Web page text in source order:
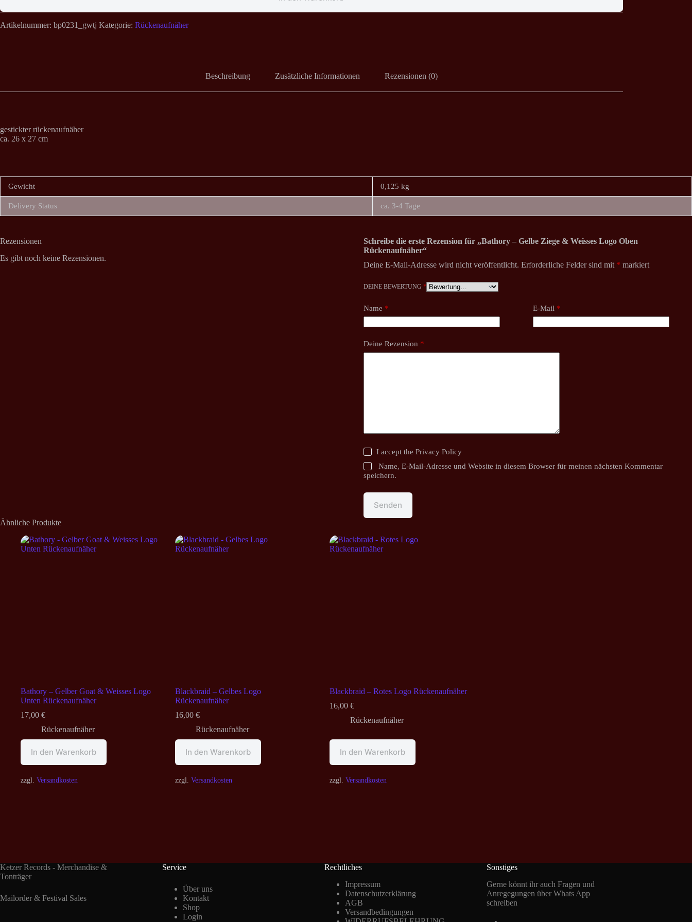
Artikelnummer: bp0231_gwtj Kategorie: Rückenaufnäher
Beschreibung Zusätzliche Informationen Rezensionen (0)
gestickter rückenaufnäher
ca. 26 x 27 cm
Gewicht 0,125 kg
Delivery Status ca. 3-4 Tage
Rezensionen
Es gibt noch keine Rezensionen.
Schreibe die erste Rezension für „Bathory – Gelbe Ziege & Weisses Logo Oben
Rückenaufnäher“
Deine E-Mail-Adresse wird nicht veröffentlicht. Erforderliche Felder sind mit * markiert
DEINE BEWERTUNG *
Name * E-Mail *
Deine Rezension *
I accept the Privacy Policy
Name, E-Mail-Adresse und Website in diesem Browser für meinen nächsten Kommentar
speichern.
Senden
Ähnliche Produkte
Bathory – Gelber Goat & Weisses Logo
Unten Rückenaufnäher
17,00 €
Rückenaufnäher
In den Warenkorb
zzgl. Versandkosten
Blackbraid – Gelbes Logo
Rückenaufnäher
16,00 €
Rückenaufnäher
In den Warenkorb
zzgl. Versandkosten
Blackbraid – Rotes Logo Rückenaufnäher
16,00 €
Rückenaufnäher
In den Warenkorb
zzgl. Versandkosten
Ketzer Records - Merchandise &
Tonträger
Mailorder & Festival Sales
Service
Über uns
Kontakt
Shop
Login
Rechtliches
Impressum
Datenschutzerklärung
AGB
Versandbedingungen
Sonstiges
Gerne könnt ihr auch Fragen und
Anregegungen über Whats App
schreiben